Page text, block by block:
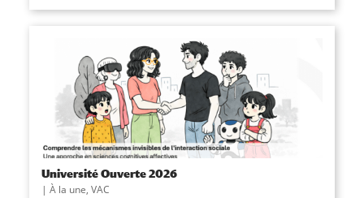
Université Ouverte 2026
À la une, VAC